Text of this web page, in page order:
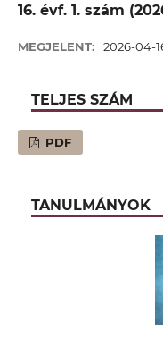
16. évf. 1. szám
MEGJELENT: 2026-04-
TELJES SZÁM
PDF
TANULMÁNYOK